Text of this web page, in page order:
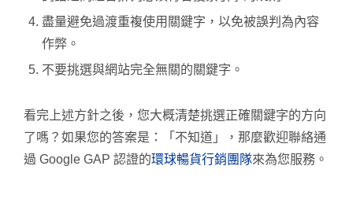
盡量避免過渡重複使用關鍵字，以免被誤判為內容
作弊。
不要挑選與網站完全無關的關鍵字。
看完上述方針之後，您大概清楚挑選正確關鍵字的方向
了嗎？如果您的答案是：「不知道」，那麼歡迎聯絡通
過 Google GAP 認證的環球暢貨行銷團隊來為您服務。